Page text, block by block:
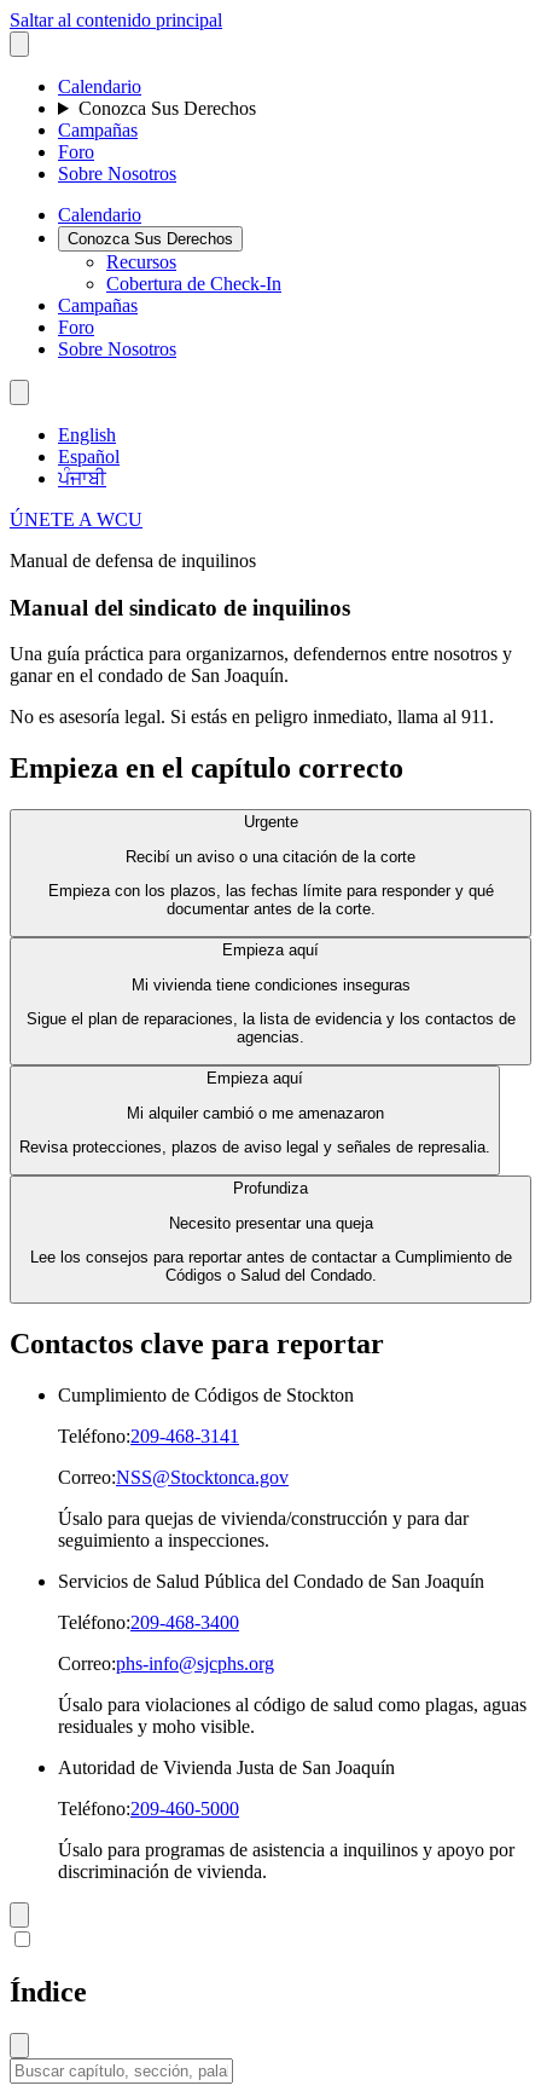
Saltar al contenido principal
Calendario
Conozca Sus Derechos
Campañas
Foro
Sobre Nosotros
Calendario
Conozca Sus Derechos
Recursos
Cobertura de Check-In
Campañas
Foro
Sobre Nosotros
English
Español
ਪੰਜਾਬੀ
ÚNETE A WCU
Manual de defensa de inquilinos
Manual del sindicato de inquilinos
Una guía práctica para organizarnos, defendernos entre nosotros y
ganar en el condado de San Joaquín.
No es asesoría legal. Si estás en peligro inmediato, llama al 911.
Empieza en el capítulo correcto
Urgente
Recibí un aviso o una citación de la corte
Empieza con los plazos, las fechas límite para responder y qué
documentar antes de la corte.
Empieza aquí
Mi vivienda tiene condiciones inseguras
Sigue el plan de reparaciones, la lista de evidencia y los contactos de
agencias.
Empieza aquí
Mi alquiler cambió o me amenazaron
Revisa protecciones, plazos de aviso legal y señales de represalia.
Profundiza
Necesito presentar una queja
Lee los consejos para reportar antes de contactar a Cumplimiento de
Códigos o Salud del Condado.
Contactos clave para reportar
Cumplimiento de Códigos de Stockton
Teléfono:209-468-3141
Correo:NSS@Stocktonca.gov
Úsalo para quejas de vivienda/construcción y para dar
seguimiento a inspecciones.
Servicios de Salud Pública del Condado de San Joaquín
Teléfono:209-468-3400
Correo:phs-info@sjcphs.org
Úsalo para violaciones al código de salud como plagas, aguas
residuales y moho visible.
Autoridad de Vivienda Justa de San Joaquín
Teléfono:209-460-5000
Úsalo para programas de asistencia a inquilinos y apoyo por
discriminación de vivienda.
Índice